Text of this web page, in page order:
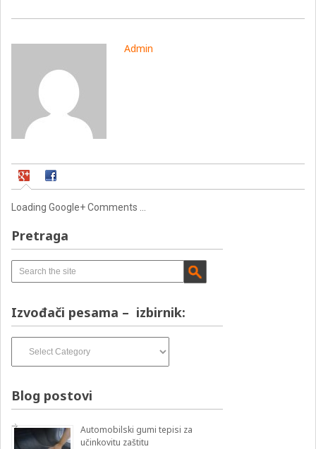
Admin
Loading Google+ Comments ...
Pretraga
Izvođači pesama – izbirnik:
pesama
Blog postovi
Automobilski gumi tepisi za
učinkovitu zaštitu